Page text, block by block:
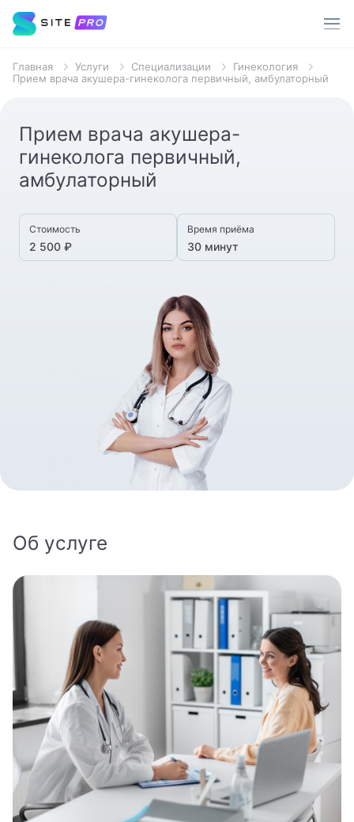
Услуги
О клинике
Акции
Популярные запросы
Терапевт
Стоматолог
8 800 462-60-20
Записаться на приём
Главная Услуги Специализации
Гинекология
Прием врача акушера-гинеколога первичный, амбулаторный
Прием врача акушера-
гинеколога первичный,
амбулаторный
Стоимость
2 500 ₽
Время приёма
30 минут
Об услуге